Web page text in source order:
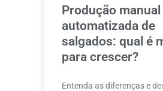
Produção manual
automatizada de
salgados: qual é
para crescer?
Entenda as diferenças e